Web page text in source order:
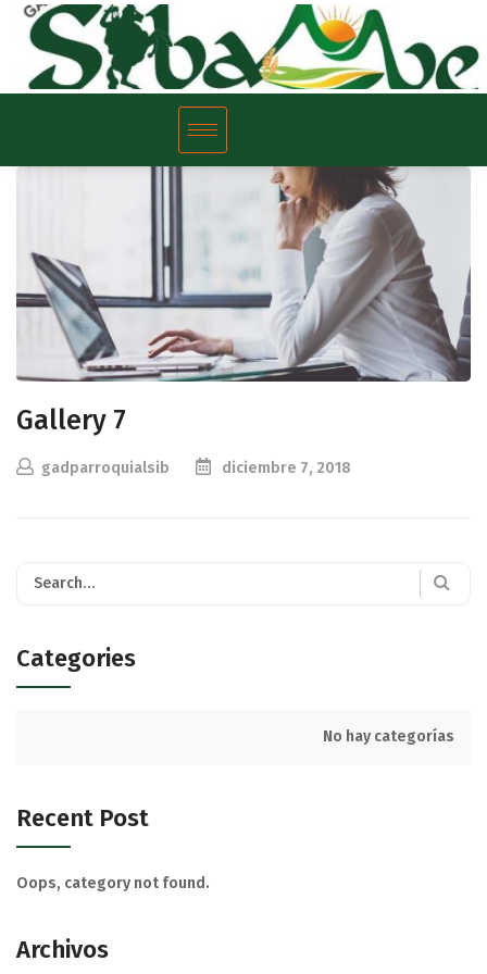
Gallery 7
gadparroquialsib diciembre 7, 2018
Categories
No hay categorías
Recent Post
Oops, category not found.
Archivos